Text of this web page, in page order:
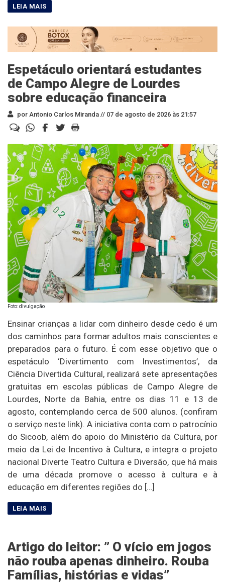
Espetáculo orientará estudantes
de Campo Alegre de Lourdes
sobre educação financeira
por Antonio Carlos Miranda // 07 de agosto de 2026 às 21:57
Foto: divulgação
Ensinar crianças a lidar com dinheiro desde cedo é um
dos caminhos para formar adultos mais conscientes e
preparados para o futuro. É com esse objetivo que o
espetáculo ‘Divertimento com Investimentos’, da
Ciência Divertida Cultural, realizará sete apresentações
gratuitas em escolas públicas de Campo Alegre de
Lourdes, Norte da Bahia, entre os dias 11 e 13 de
agosto, contemplando cerca de 500 alunos. (confiram
o serviço neste link). A iniciativa conta com o patrocínio
do Sicoob, além do apoio do Ministério da Cultura, por
meio da Lei de Incentivo à Cultura, e integra o projeto
nacional Diverte Teatro Cultura e Diversão, que há mais
de uma década promove o acesso à cultura e à
educação em diferentes regiões do […]
Artigo do leitor: ” O vício em jogos
não rouba apenas dinheiro. Rouba
Famílias, histórias e vidas”